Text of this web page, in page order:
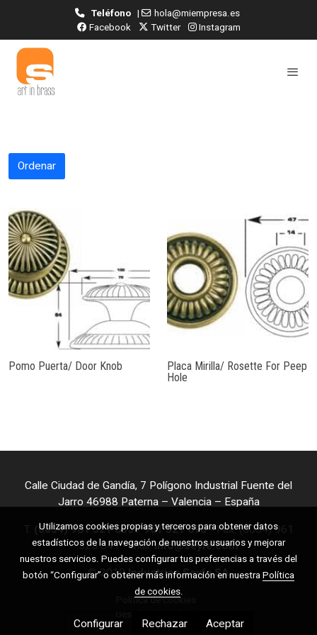
Teléfono|
hola@miempresa.es
Facebook
Twitter Instagram
Ordenar
Pomo Puerta/ Door Knob
Placa Mirilla/ Rosette For Peep
Hole
Calle Ciudad de Gandía, 7 Polígono Industrial Fuente del
Jarro 46988 Paterna – Valencia – España
(0034) 961 321 653 /961 321 698- Fax. (0034) 961
323 841 - Mail:info@seyfe.com
© 2019Industrias Seyfe SA
Política de cookies
Utilizamos cookies propias y terceros para obtener datos
estadísticos de la navegación de nuestros usuarios y mejorar
nuestros servicios. Puedes configurar tus preferencias a través del
botón “Configurar” o obtener más información en nuestra Política
de cookies.
Configurar Rechazar Aceptar